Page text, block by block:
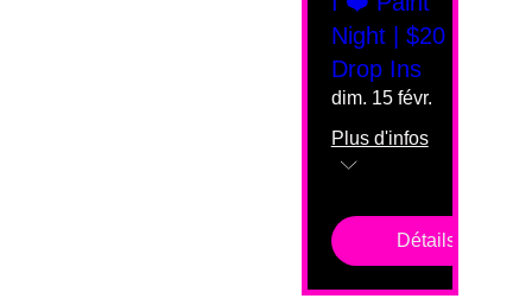
Night | $20
Drop Ins
dim. 15 févr.
Plus d'infos
Détails